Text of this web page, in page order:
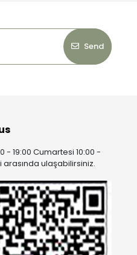
Send
- 19:00 Cumartesi 10:00 -
arasında ulaşabilirsiniz.